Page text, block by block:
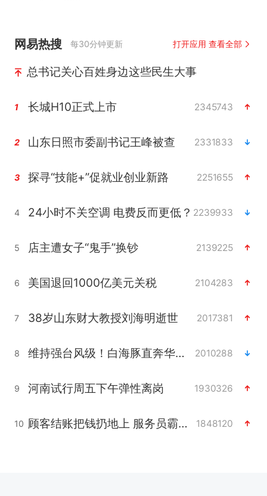
网易热搜 每30分钟更新 打开应用 查看全部
总书记关心百姓身边这些民生大事
1 长城H10正式上市 2345743
2 山东日照市委副书记王峰被查 2331833
3 探寻“技能+”促就业创业新路 2251655
4 24小时不关空调 电费反而更低？ 2239933
5 店主遭女子“鬼手”换钞 2139225
6 美国退回1000亿美元关税 2104283
7 38岁山东财大教授刘海明逝世 2017381
8 维持强台风级！白海豚直奔华东沿海 2010288
9 河南试行周五下午弹性离岗 1930326
10 顾客结账把钱扔地上 服务员霸气扔回 1848120